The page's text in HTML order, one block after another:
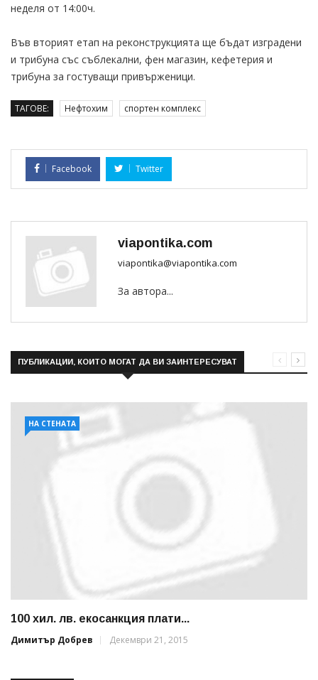
неделя от 14:00ч.
Във вторият етап на реконструкцията ще бъдат изградени
и трибуна със съблекални, фен магазин, кефетерия и
трибуна за гостуващи привърженици.
ТАГОВЕ: Нефтохим спортен комплекс
Facebook Twitter
viapontika.com
viapontika@viapontika.com
За автора...
ПУБЛИКАЦИИ, КОИТО МОГАТ ДА ВИ ЗАИНТЕРЕСУВАТ
НА СТЕНАТА
100 хил. лв. екосанкция плати...
Димитър Добрев
Декември 21, 2015